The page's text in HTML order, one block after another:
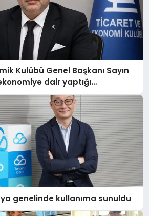
Kulübü Genel Başkanı Sayın
dair yaptığı
kaydetti:
genelinde kullanıma sunuldu